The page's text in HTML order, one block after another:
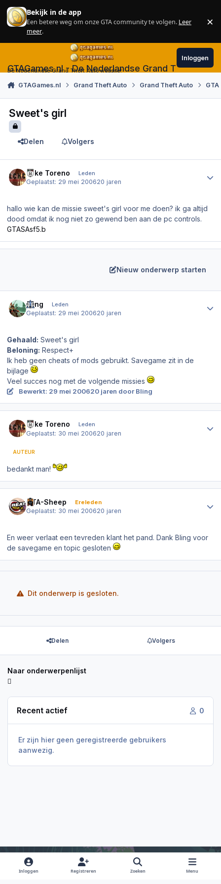
Skip to content
Bekijk in de app
Een betere weg om onze GTA community te volgen. Leer
meer.
×
GTAGames.nl - De Nederlandse Grand Theft Auto
De Nederlandse Grand Theft Auto website!
Inloggen
GTAGames.nl Grand Theft Auto Grand Theft Auto
Sweet's girl
Delen Volgers
Mike Toreno Leden
Geplaatst: 29 mei 200620 jaren
hallo wie kan de missie sweet's girl voor me doen? ik ga altijd
dood omdat ik nog niet zo gewend ben aan de pc controls.
GTASAsf5.b
Nieuw onderwerp starten
Bling Leden
Geplaatst: 29 mei 200620 jaren
Gehaald: Sweet's girl
Beloning: Respect+
Ik heb geen cheats of mods gebruikt. Savegame zit in de
bijlage
Veel succes nog met de volgende missies
Bewerkt: 29 mei 200620 jaren door Bling
Mike Toreno Leden
Geplaatst: 30 mei 200620 jaren
AUTEUR
bedankt man!
GTA-Sheep Ereleden
Geplaatst: 30 mei 200620 jaren
En weer verlaat een tevreden klant het pand. Dank Bling voor
de savegame en topic gesloten
Dit onderwerp is gesloten.
Delen Volgers
Naar onderwerpenlijst
Recent actief 0
Er zijn hier geen geregistreerde gebruikers
aanwezig.
Light ModeDark ModeSystem Preference
Inloggen Registreren Zoeken Menu